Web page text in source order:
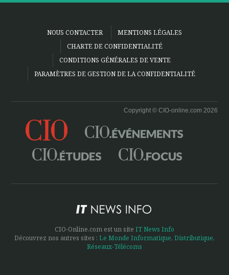
NOUS CONTACTER
MENTIONS LÉGALES
CHARTE DE CONFIDENTIALITÉ
CONDITIONS GÉNÉRALES DE VENTE
PARAMÈTRES DE GESTION DE LA CONFIDENTIALITÉ
Copyright © CIO-online.com 2026
CIO-Online.com est un site IT News Info
Découvrez nos autres sites : Le Monde Informatique, Distributique,
Réseaux-Télécoms